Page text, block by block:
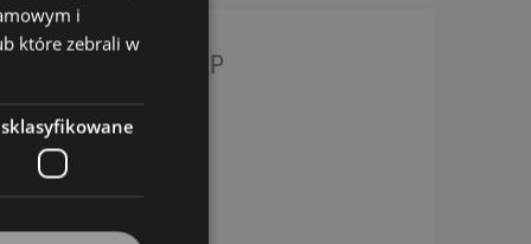
Percussion LP257 KP
i
które zebrali w